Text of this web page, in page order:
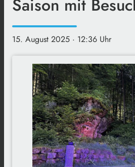
Saison mit
15. August 2025 · 12:36 Uhr